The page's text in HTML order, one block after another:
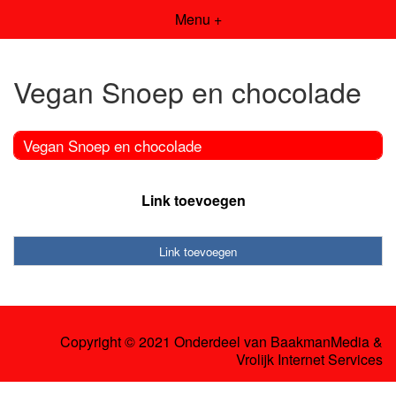
Menu +
Vegan Snoep en chocolade
Vegan Snoep en chocolade
Link toevoegen
Link toevoegen
Copyright © 2021 Onderdeel van BaakmanMedia&
Vrolijk Internet Services